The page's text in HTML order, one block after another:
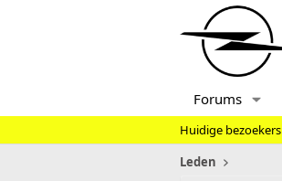
Forums
Huidige bezoekers
Leden